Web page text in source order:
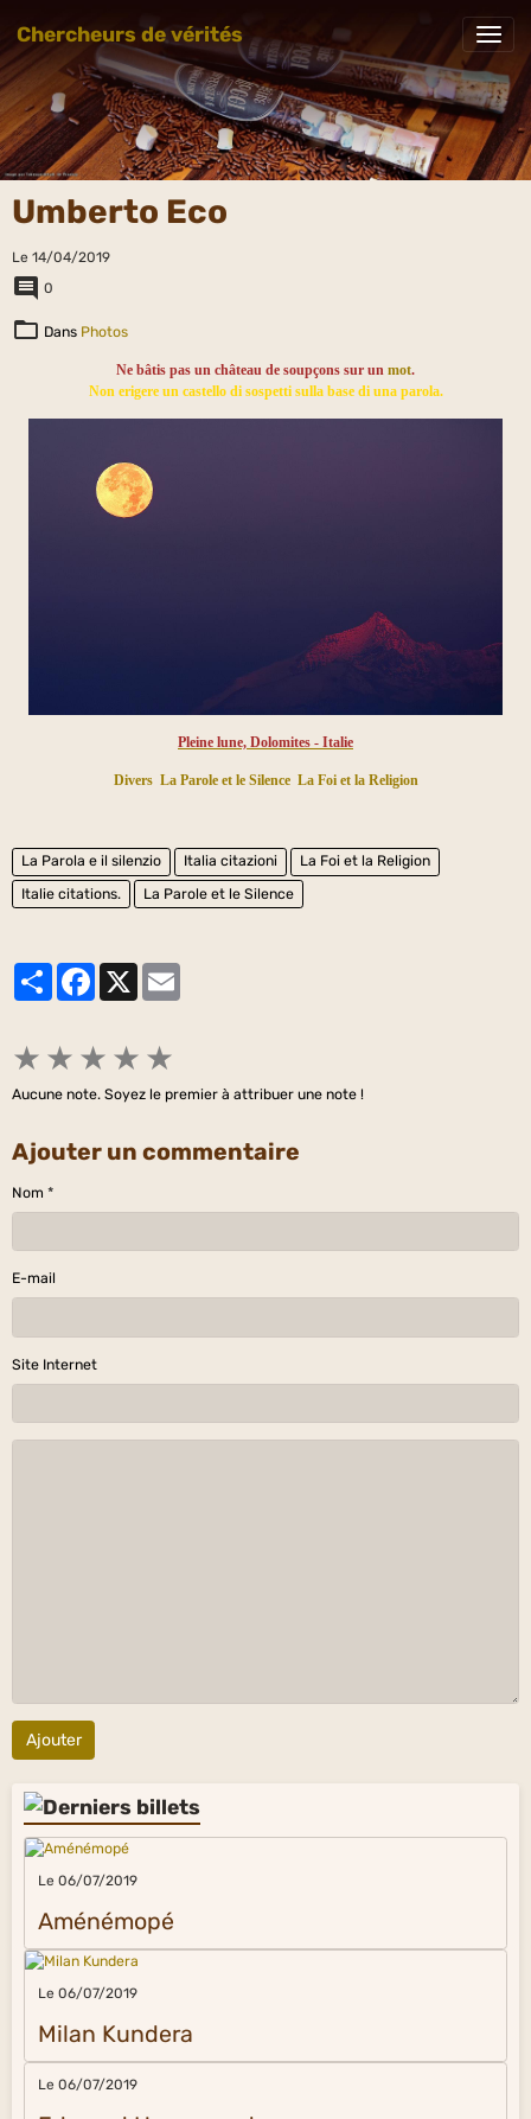
Chercheurs de vérités
Umberto Eco
Le 14/04/2019
0
Dans Photos
Ne bâtis pas un château de soupçons sur un mot.
Non erigere un castello di sospetti sulla base di una parola.
Pleine lune, Dolomites - Italie
Divers La Parole et le Silence La Foi et la Religion
La Parola e il silenzio Italia citazioni
La Foi et la Religion
Italie citations.
La Parole et le Silence
PartagerFacebook
X
★ ★ ★ ★ ★
Aucune note. Soyez le premier à attribuer une note !
Ajouter un commentaire
Nom
E-mail
Site Internet
Ajouter
Le 06/07/2019
Aménémopé
Le 06/07/2019
Milan Kundera
Le 06/07/2019